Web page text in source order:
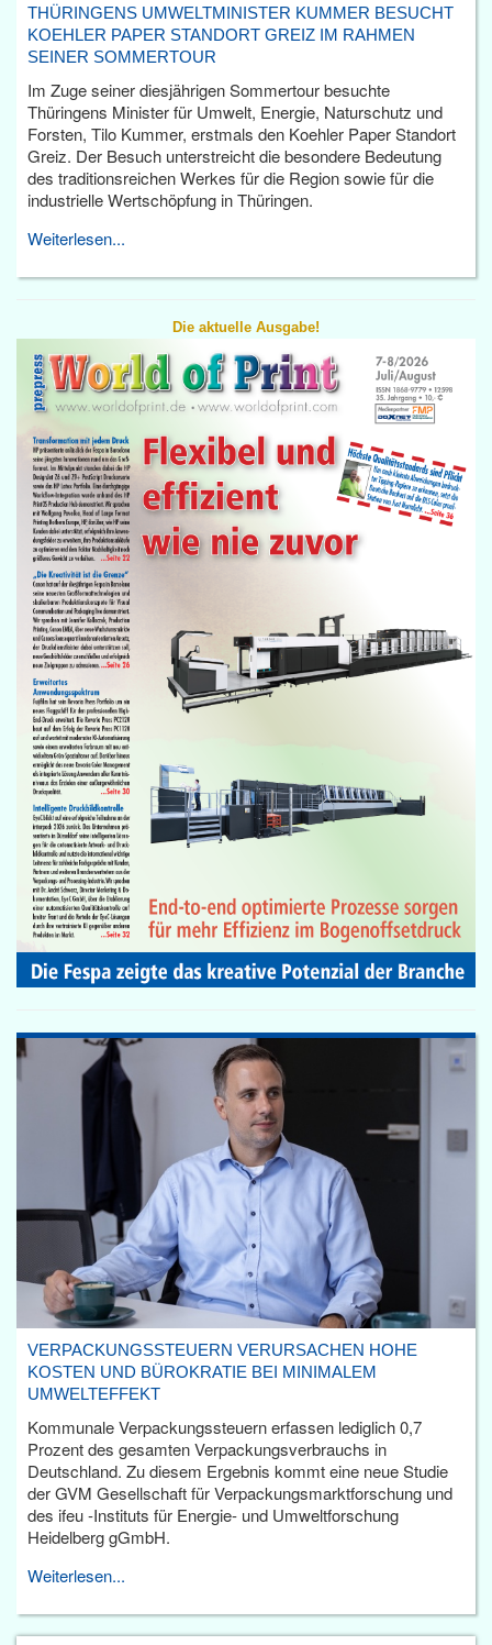
THÜRINGENS UMWELTMINISTER KUMMER BESUCHT
KOEHLER PAPER STANDORT GREIZ IM RAHMEN
SEINER SOMMERTOUR
Im Zuge seiner diesjährigen Sommertour besuchte
Thüringens Minister für Umwelt, Energie, Naturschutz und
Forsten, Tilo Kummer, erstmals den Koehler Paper Standort
Greiz. Der Besuch unterstreicht die besondere Bedeutung
des traditionsreichen Werkes für die Region sowie für die
industrielle Wertschöpfung in Thüringen.
Weiterlesen...
Die aktuelle Ausgabe!
VERPACKUNGSSTEUERN VERURSACHEN HOHE
KOSTEN UND BÜROKRATIE BEI MINIMALEM
UMWELTEFFEKT
Kommunale Verpackungssteuern erfassen lediglich 0,7
Prozent des gesamten Verpackungsverbrauchs in
Deutschland. Zu diesem Ergebnis kommt eine neue Studie
der GVM Gesellschaft für Verpackungsmarktforschung und
des ifeu -Instituts für Energie- und Umweltforschung
Heidelberg gGmbH.
Weiterlesen...